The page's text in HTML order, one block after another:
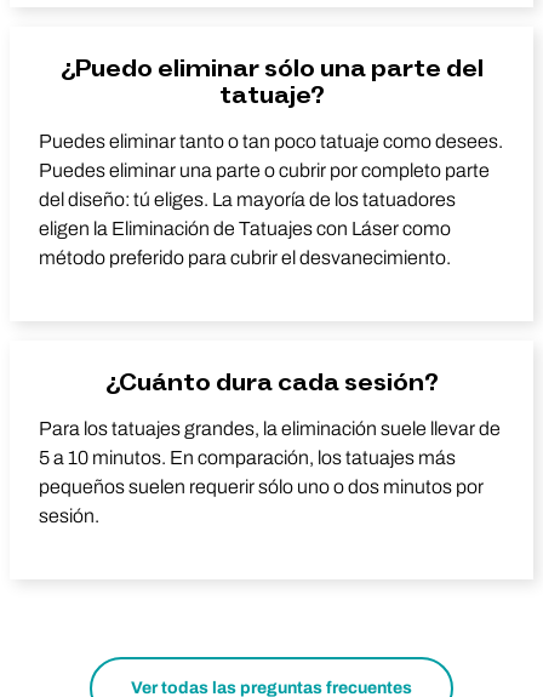
¿Puedo eliminar sólo una parte del
tatuaje?
Puedes eliminar tanto o tan poco tatuaje como desees.
Puedes eliminar una parte o cubrir por completo parte
del diseño: tú eliges. La mayoría de los tatuadores
eligen la Eliminación de Tatuajes con Láser como
método preferido para cubrir el desvanecimiento.
¿Cuánto dura cada sesión?
Para los tatuajes grandes, la eliminación suele llevar de
5 a 10 minutos. En comparación, los tatuajes más
pequeños suelen requerir sólo uno o dos minutos por
sesión.
Ver todas las preguntas frecuentes